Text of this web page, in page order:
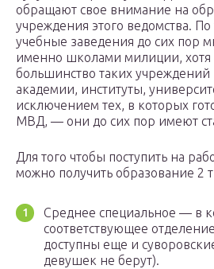
обращают свое внимание на
учреждения этого ведомства.
учебные заведения до сих пор
именно школами милиции, хотя
большинство таких
академии, институты,
исключением тех, в которых
МВД, — они до сих пор имеют
Для того чтобы поступить на
можно получить образование 2
Среднее специальное — в
соответствующее
доступны еще и
девушек не берут).